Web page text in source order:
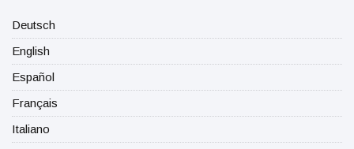
Deutsch
English
Español
Français
Italiano